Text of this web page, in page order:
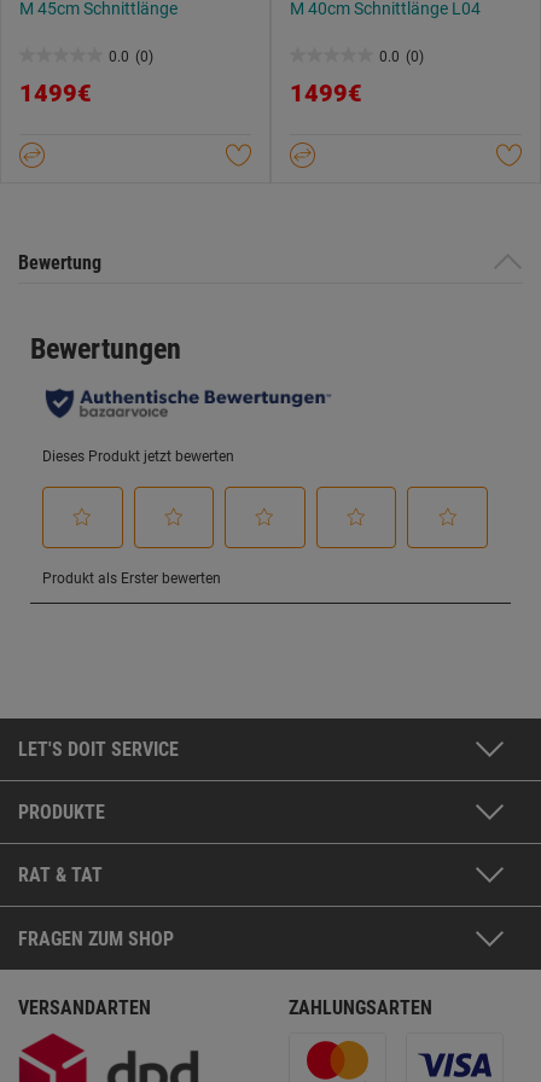
M 45cm Schnittlänge
0.0 (0)
von
Sternen.
1499€
M 40cm Schnittlänge L04
0.0 (0)
von
Sternen.
1499€
Bewertung
LET'S DOIT SERVICE
PRODUKTE
RAT & TAT
FRAGEN ZUM SHOP
VERSANDARTEN ZAHLUNGSARTEN